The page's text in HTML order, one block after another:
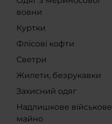
вовни
Куртки
Флісові кофти
Светри
Жилети, безрукавки
Захисний одяг
Надлишкове військове
майно